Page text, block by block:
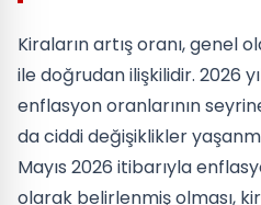
Kiraların artış oranı, genel
ile doğrudan ilişkilidir. 2026
enflasyon oranlarının
da ciddi değişiklikler
Mayıs 2026 itibarıyla
olarak belirlenmiş olması,